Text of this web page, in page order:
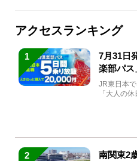
アクセスランキング
1
7月31日
楽部パス
JR東日本
「大人の
2
南関東2